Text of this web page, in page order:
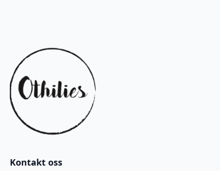
Kontakt oss